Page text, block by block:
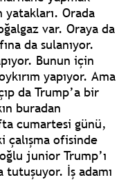
Orada
var. Oraya da
da sulanıyor.
Bunun için
yapıyor. Ama
da Trump’a bir
buradan
cumartesi günü,
çalışma ofisinde
junior Trump’ı
tutuşuyor. İş adamı